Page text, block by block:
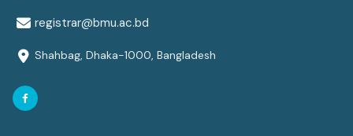
registrar@bmu.ac.bd
Shahbag, Dhaka-1000, Bangladesh